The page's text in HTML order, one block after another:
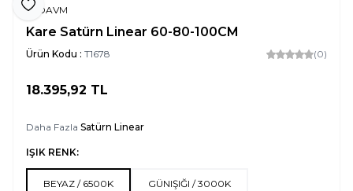
Favoriye Ekle
LEDAVM
Kare Satürn Linear 60-80-100CM
Ürün Kodu : T1678 (0)
18.395,92 TL
Daha Fazla Satürn Linear
IŞIK RENK:
BEYAZ / 6500K GÜNIŞIĞI / 3000K